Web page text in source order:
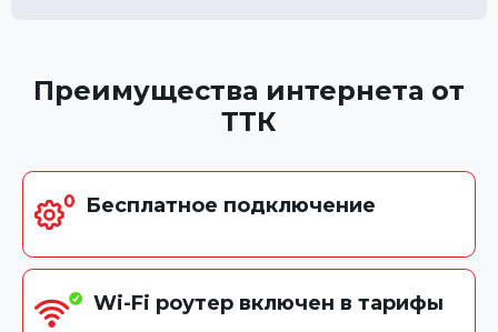
Преимущества интернета от
ТТК
Бесплатное подключение
Wi-Fi роутер включен в тарифы